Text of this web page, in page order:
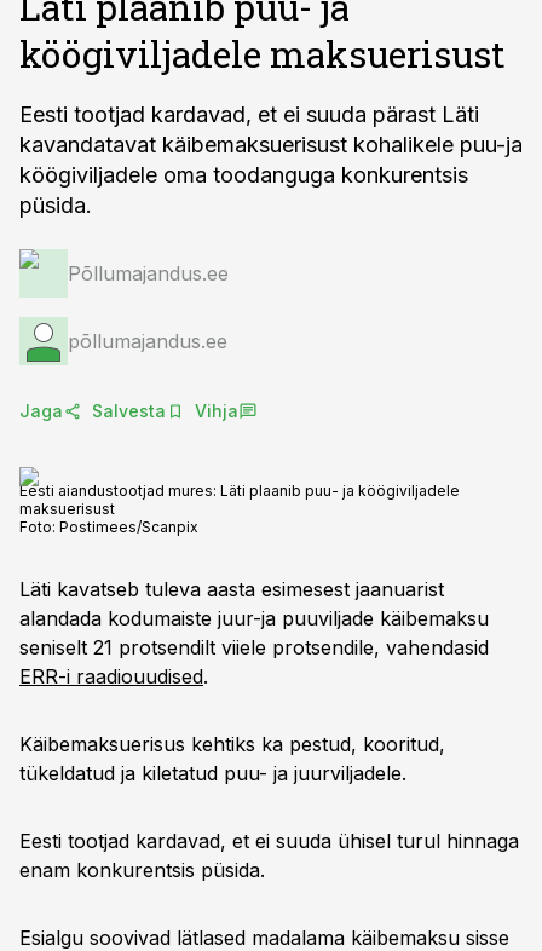
köögiviljadele maksuerisust
Eesti tootjad kardavad, et ei suuda pärast Läti
kavandatavat käibemaksuerisust kohalikele puu-ja
köögiviljadele oma toodanguga konkurentsis
püsida.
Põllumajandus.ee
põllumajandus.ee
Jaga Salvesta Vihja
Eesti aiandustootjad mures: Läti plaanib puu- ja köögiviljadele
maksuerisust
Foto: Postimees/Scanpix
Läti kavatseb tuleva aasta esimesest jaanuarist
alandada kodumaiste juur-ja puuviljade käibemaksu
seniselt 21 protsendilt viiele protsendile, vahendasid
ERR-i raadiouudised.
Käibemaksuerisus kehtiks ka pestud, kooritud,
tükeldatud ja kiletatud puu- ja juurviljadele.
Eesti tootjad kardavad, et ei suuda ühisel turul hinnaga
enam konkurentsis püsida.
Esialgu soovivad lätlased madalama käibemaksu sisse